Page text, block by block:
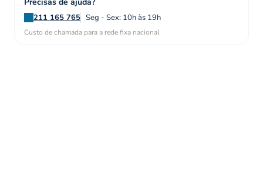
211 165 765 Seg - Sex: 10h às 19h
Custo de chamada para a rede fixa nacional